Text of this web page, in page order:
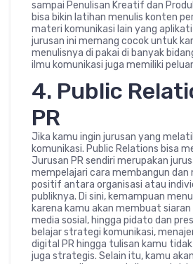
sampai Penulisan Kreatif dan
bisa bikin latihan menulis konten
materi komunikasi lain yang
jurusan ini memang cocok untuk
menulisnya di pakai di banyak
ilmu komunikasi juga memiliki
4. Public
PR
Jika kamu ingin jurusan yang
komunikasi. Public Relations bisa
Jurusan PR sendiri merupakan
mempelajari cara membangun
positif antara organisasi atau
publiknya. Di sini, kemampuan
karena kamu akan membuat
media sosial, hingga pidato dan
belajar strategi komunikasi,
digital PR hingga tulisan kamu
juga strategis. Selain itu, kamu